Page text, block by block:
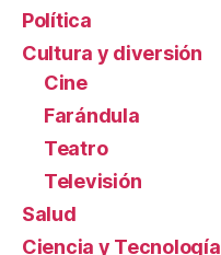
Política
Cultura y diversión
Cine
Farándula
Teatro
Televisión
Salud
Ciencia y Tecnología